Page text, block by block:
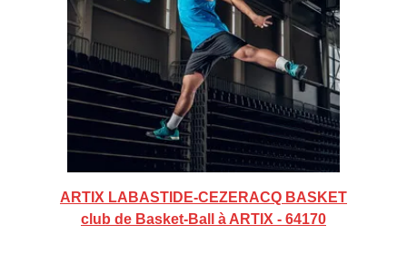
ARTIX LABASTIDE-CEZERACQ BASKET
club de Basket-Ball à ARTIX - 64170